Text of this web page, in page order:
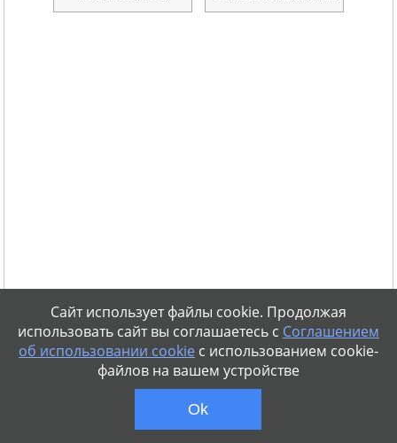
Сайт использует файлы cookie. Продолжая
использовать сайт вы соглашаетесь с Соглашением
об использовании cookieс использованием cookie-
файлов на вашем устройстве
Ok